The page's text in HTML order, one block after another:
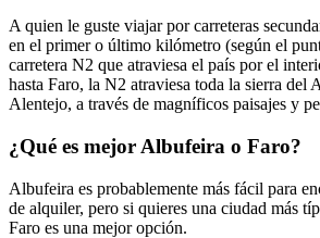
A quien le guste viajar por carreteras
en el primer o último kilómetro (según el
carretera N2 que atraviesa el país por el
hasta Faro, la N2 atraviesa toda la sierra del
Alentejo, a través de magníficos paisajes y
¿Qué es mejor Albufeira o Faro?
Albufeira es probablemente más fácil para
de alquiler, pero si quieres una ciudad más
Faro es una mejor opción.